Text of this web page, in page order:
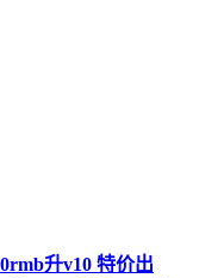
升v10 特价出